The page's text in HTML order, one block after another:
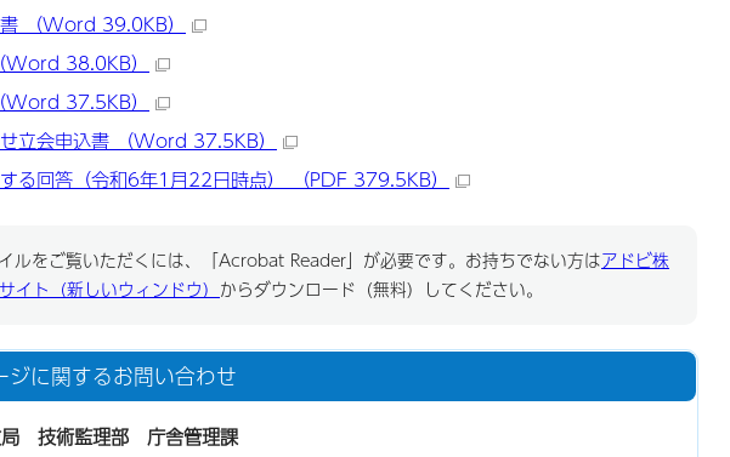
（Word 39.0KB）
Word 38.0KB）
Word 37.5KB）
立会申込書 （Word 37.5KB）
る回答（令和6年1月22日時点） （PDF 379.5KB）
ルをご覧いただくには、「Acrobat Reader」が必要です。お持ちでない方はアドビ株
イト（新しいウィンドウ） からダウンロード（無料）してください。
ジに関するお問い合わせ
局 技術監理部 庁舎管理課